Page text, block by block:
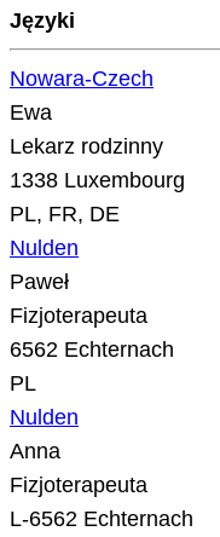
Języki
Nowara-Czech
Ewa
Lekarz rodzinny
1338 Luxembourg
PL, FR, DE
Nulden
Paweł
Fizjoterapeuta
6562 Echternach
PL
Nulden
Anna
Fizjoterapeuta
L-6562 Echternach